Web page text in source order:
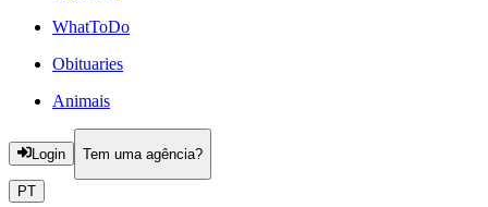
WhatToDo
Obituaries
Animais
Login Tem uma agência?
PT